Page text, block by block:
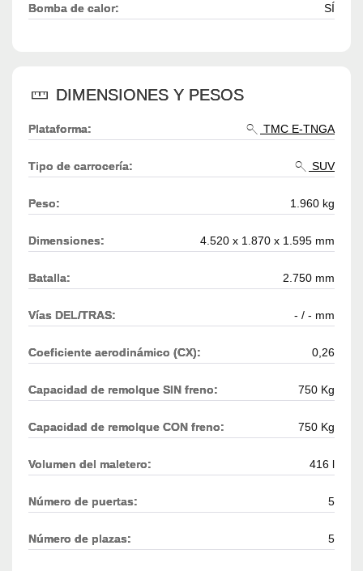
Bomba de calor: SÍ
DIMENSIONES Y PESOS
Plataforma: TMC E-TNGA
Tipo de carrocería: SUV
Peso: 1.960 kg
Dimensiones: 4.520 x 1.870 x 1.595 mm
Batalla: 2.750 mm
Vías DEL/TRAS: - / - mm
Coeficiente aerodinámico (CX): 0,26
Capacidad de remolque SIN freno: 750 Kg
Capacidad de remolque CON freno: 750 Kg
Volumen del maletero: 416 l
Número de puertas: 5
Número de plazas: 5